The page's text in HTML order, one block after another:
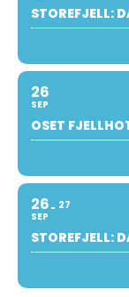
STOREFJELL:
26
SEP
OSET
26
SEP
27
STOREFJELL: